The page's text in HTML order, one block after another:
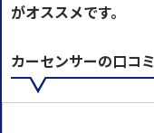
がオススメです。
カーセンサーの口コミ